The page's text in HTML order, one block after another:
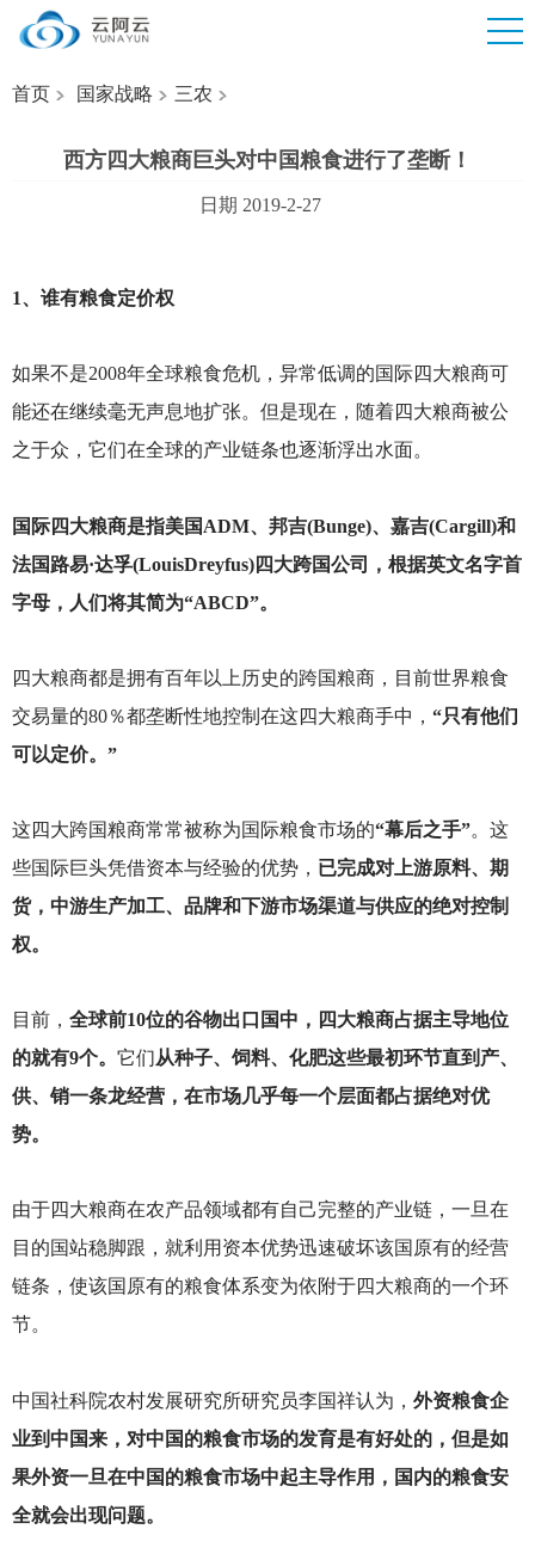
首页 国家战略 三农
西方四大粮商巨头对中国粮食进行了垄断！
日期 2019-2-27
1、谁有粮食定价权
如果不是2008年全球粮食危机，异常低调的国际四大粮商可
能还在继续毫无声息地扩张。但是现在，随着四大粮商被公
之于众，它们在全球的产业链条也逐渐浮出水面。
国际四大粮商是指美国ADM、邦吉(Bunge)、嘉吉(Cargill)和
法国路易·达孚(LouisDreyfus)四大跨国公司，根据英文名字首
字母，人们将其简为“ABCD”。
四大粮商都是拥有百年以上历史的跨国粮商，目前世界粮食
交易量的80％都垄断性地控制在这四大粮商手中， “只有他们
可以定价。”
这四大跨国粮商常常被称为国际粮食市场的“幕后之手”。这
些国际巨头凭借资本与经验的优势， 已完成对上游原料、期
货，中游生产加工、品牌和下游市场渠道与供应的绝对控制
权。
目前， 全球前10位的谷物出口国中，四大粮商占据主导地位
的就有9个。 它们从种子、饲料、化肥这些最初环节直到产、
供、销一条龙经营，在市场几乎每一个层面都占据绝对优
势。
由于四大粮商在农产品领域都有自己完整的产业链，一旦在
目的国站稳脚跟，就利用资本优势迅速破坏该国原有的经营
链条，使该国原有的粮食体系变为依附于四大粮商的一个环
节。
中国社科院农村发展研究所研究员李国祥认为， 外资粮食企
业到中国来，对中国的粮食市场的发育是有好处的，但是如
果外资一旦在中国的粮食市场中起主导作用，国内的粮食安
全就会出现问题。